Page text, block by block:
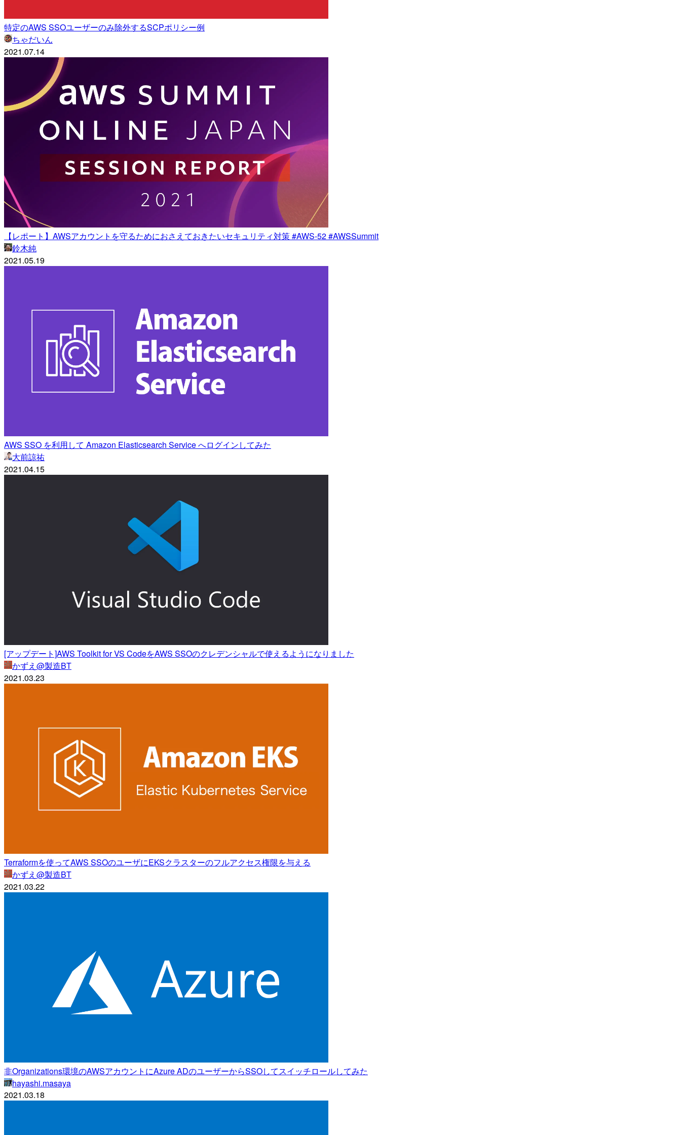
特定のAWS SSOユーザーのみ除外するSCPポリシー例
ちゃだいん
2021.07.14
【レポート】AWSアカウントを守るためにおさえておきたいセキュリティ対策 #AWS-52 #AWSSummit
鈴木純
2021.05.19
AWS SSO を利用して Amazon Elasticsearch Service へログインしてみた
大前諒祐
2021.04.15
[アップデート]AWS Toolkit for VS CodeをAWS SSOのクレデンシャルで使えるようになりました
かずえ@製造BT
2021.03.23
Terraformを使ってAWS SSOのユーザにEKSクラスターのフルアクセス権限を与える
かずえ@製造BT
2021.03.22
非Organizations環境のAWSアカウントにAzure ADのユーザーからSSOしてスイッチロールしてみた
hayashi.masaya
2021.03.18